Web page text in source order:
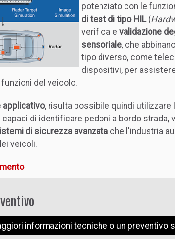
potenziato con le
di test di tipo HIL(
verifica e validazione
sensoriale, che
tipo diverso, come
dispositivi, per
del veicolo.
applicativo, risulta possibile quindi utilizzare
di identificare pedoni a bordo strada,
di sicurezza avanzata che l'industria
veicoli.
informazioni tecniche o un preventivo